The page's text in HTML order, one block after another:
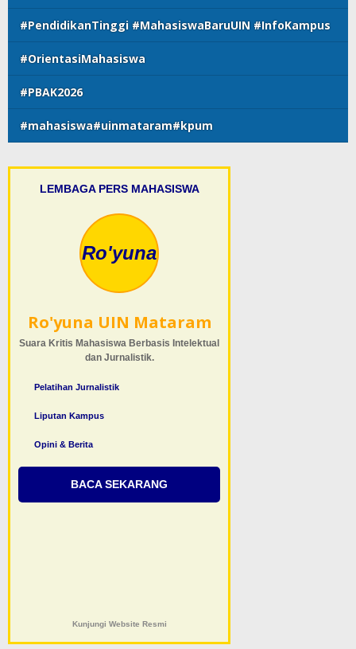
#PendidikanTinggi #MahasiswaBaruUIN #InfoKampus
#OrientasiMahasiswa
#PBAK2026
#mahasiswa#uinmataram#kpum
LEMBAGA PERS MAHASISWA
Ro'yuna
Ro'yuna UIN Mataram
Suara Kritis Mahasiswa Berbasis Intelektual
dan Jurnalistik.
Pelatihan Jurnalistik
Liputan Kampus
Opini & Berita
BACA SEKARANG
Kunjungi Website Resmi